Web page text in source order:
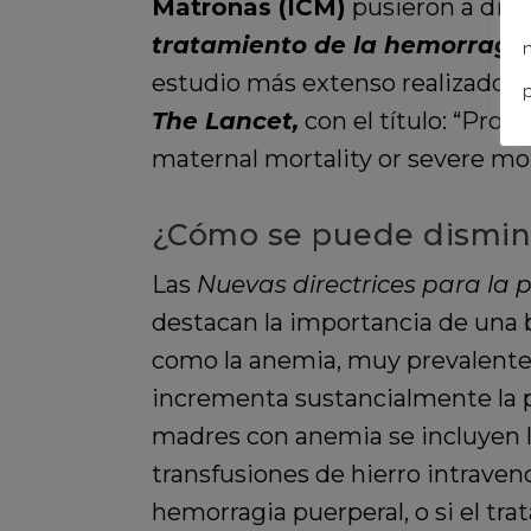
Matronas (ICM) pusieron a
tratamiento de la
estudio más extenso realizado
The Lancet, con el título:
maternal mortality or severe
¿Cómo se puede
Las Nuevas directrices para la
destacan la importancia de
como la anemia, muy
incrementa sustancialmente la
madres con anemia se incluyen
transfusiones de hierro
hemorragia puerperal, o si el